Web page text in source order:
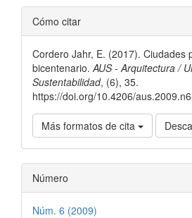
Detalles
del
artículo
Cómo citar
Cordero Jahr, E. (2017). Ciudades
bicentenario. AUS - Arquitectura /
Sustentabilidad, (6), 35.
https://doi.org/10.4206/
Más formatos de cita
Número
Núm. 6 (2009)